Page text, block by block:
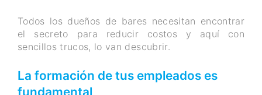
Todos los dueños de bares necesitan encontrar
el secreto para reducir costos y aquí con
sencillos trucos, lo van descubrir.
La formación de tus empleados es
fundamental